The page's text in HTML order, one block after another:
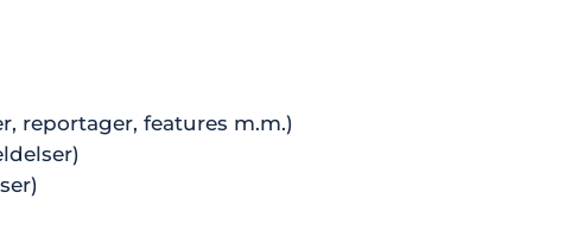
reportager, features m.m.)